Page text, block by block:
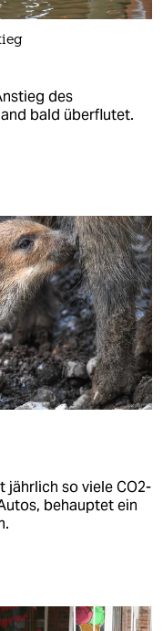
des
bald überflutet.
jährlich so viele CO2-
behauptet ein